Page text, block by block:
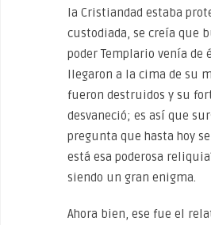
la Cristiandad estaba
custodiada, se creía que
poder Templario venía de
llegaron a la cima de su
fueron destruidos y su
desvaneció; es así que
pregunta que hasta hoy
está esa poderosa
siendo un gran enigma.
Ahora bien, ese fue el